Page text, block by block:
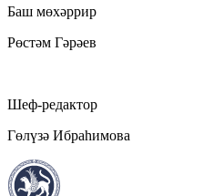
Баш мөхәррир
Рөстәм Гәрәев
Шеф-редактор
Гөлүзә Ибраһимова